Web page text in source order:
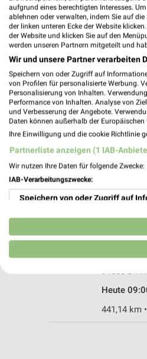
Fressnapf
73479
Heute
St.-
91550
Heute
441,14 km
aufgrund eines berechtigten Interesses.
ablehnen oder verwalten, indem Sie auf
der linken unteren Ecke der Website
der Website und klicken Sie auf den
werden unseren Partnern mitgeteilt und
Wir und unsere Partner verarbeiten
Speichern von oder Zugriff auf
von Profilen für personalisierte Werbung.
Personalisierung von Inhalten.
Performance von Inhalten. Analyse von
und Verbesserung der Angebote.
Daten können außerhalb der
Ihre Einwilligung und die cookie Richtlinie
Partnerliste anzeigen (1 IAB-
Wir nutzen Ihre Daten für folgende Zwecke:
IAB-Verarbeitungszwecke:
Speichern von oder Zugriff auf
Verwendung reduzierter Daten
Erstellung von Profilen für
Erstellung von Profilen zur